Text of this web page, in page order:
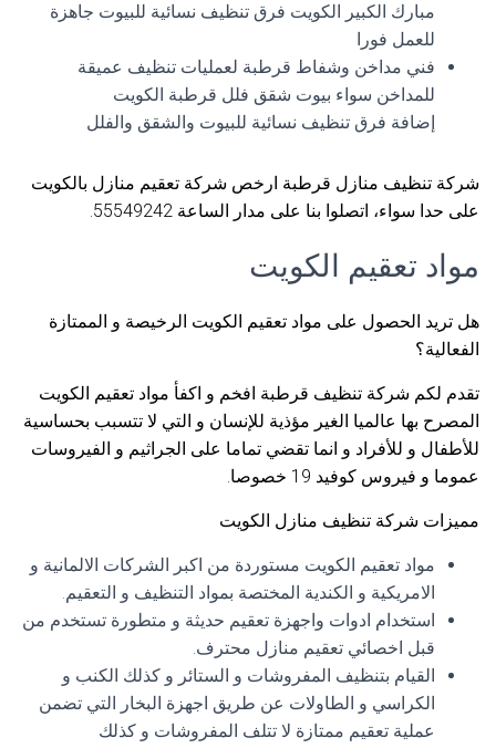
مبارك الكبير الكويت فرق تنظيف نسائية للبيوت جاهزة
للعمل فورا
فني مداخن وشفاط قرطبة لعمليات تنظيف عميقة
للمداخن سواء بيوت شقق فلل قرطبة الكويت
إضافة فرق تنظيف نسائية للبيوت والشقق والفلل
شركة تنظيف منازل قرطبة ارخص شركة تعقيم منازل بالكويت
على حدا سواء، اتصلوا بنا على مدار الساعة 55549242.
مواد تعقيم الكويت
هل تريد الحصول على مواد تعقيم الكويت الرخيصة و الممتازة
الفعالية؟
تقدم لكم شركة تنظيف قرطبة افخم و اكفأ مواد تعقيم الكويت
المصرح بها عالميا الغير مؤذية للإنسان و التي لا تتسبب بحساسية
للأطفال و للأفراد و انما تقضي تماما على الجراثيم و الفيروسات
عموما و فيروس كوفيد 19 خصوصا.
مميزات شركة تنظيف منازل الكويت
مواد تعقيم الكويت مستوردة من اكبر الشركات الالمانية و
الامريكية و الكندية المختصة بمواد التنظيف و التعقيم.
استخدام ادوات واجهزة تعقيم حديثة و متطورة تستخدم من
قبل اخصائي تعقيم منازل محترف.
القيام بتنظيف المفروشات و الستائر و كذلك الكنب و
الكراسي و الطاولات عن طريق اجهزة البخار التي تضمن
عملية تعقيم ممتازة لا تتلف المفروشات و كذلك